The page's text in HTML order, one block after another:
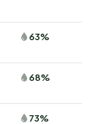
63%
68%
73%